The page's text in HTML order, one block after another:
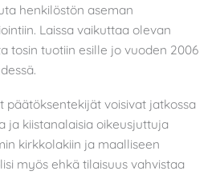
henkilöstön aseman
Laissa vaikuttaa olevan
tosin tuotiin esille jo vuoden 2006
päätöksentekijät voisivat jatkossa
ja kiistanalaisia oikeusjuttuja
kirkkolakiin ja maalliseen
myös ehkä tilaisuus vahvistaa